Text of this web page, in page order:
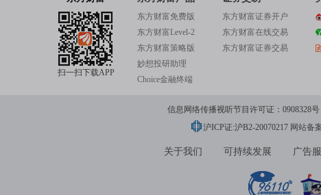
扫一扫下载APP
东方财富免费版
东方财富Level-2
东方财富策略版
妙想投研助理
Choice金融终端
东方财富证券开户
东方财富在线交易
东方财富证券交易
信息网络传播视听节目许可证：0908328
沪ICP证:沪B2-20070217 网站备
关于我们 可持续发展 广告